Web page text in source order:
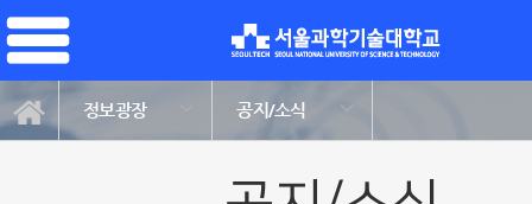
정보광장 공지/소식